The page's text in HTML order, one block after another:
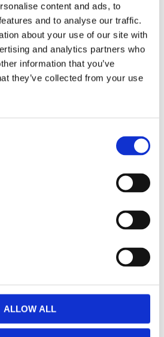
content and ads, to
and to analyse our traffic.
about your use of our site with
and analytics partners who
information that you’ve
they’ve collected from your use
ALLOW ALL
Lägg
Artikelnr